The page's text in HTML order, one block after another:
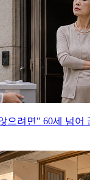
으려면" 60세 넘어